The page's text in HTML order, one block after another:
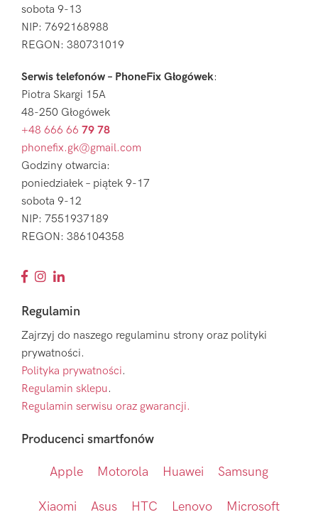
sobota 9-13
NIP: 7692168988
REGON: 380731019
Serwis telefonów – PhoneFix Głogówek:
Piotra Skargi 15A
48-250 Głogówek
+48 666 66 79 78
phonefix.gk@gmail.com
Godziny otwarcia:
poniedziałek – piątek 9-17
sobota 9-12
NIP: 7551937189
REGON: 386104358
Regulamin
Zajrzyj do naszego regulaminu strony oraz polityki
prywatności.
Polityka prywatności.
Regulamin sklepu.
Regulamin serwisu oraz gwarancji.
Producenci smartfonów
Apple Motorola Huawei Samsung
Xiaomi Asus HTC Lenovo Microsoft